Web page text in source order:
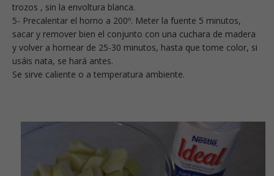
trozos , sin la envoltura blanca.
5- Precalentar el horno a 200º. Meter la fuente 5 minutos,
sacar y remover bien el conjunto con una cuchara de madera
y volver a hornear de 25-30 minutos, hasta que tome color, si
usáis nata, se hará antes.
Se sirve caliente o a temperatura ambiente.